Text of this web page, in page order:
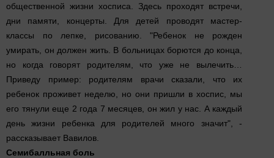
общественной жизни хосписа. Здесь проходят встречи,
дни памяти, концерты. Для детей проводят мастер-
классы по лепке, рисованию. "Ребенок не рожден
умирать, он должен жить. В больницах борются до конца,
но когда говорят родителям, что уже не вылечить…
Приведу пример: родителям врачи сказали, что их
ребенок проживет неделю, но они пришли в хоспис, мы
его тянули еще 2 года 7 месяцев, он жил у нас. А каждый
день жизни ребенка для родителей много значит", -
рассказывает Вавилов.
Семибалльная боль